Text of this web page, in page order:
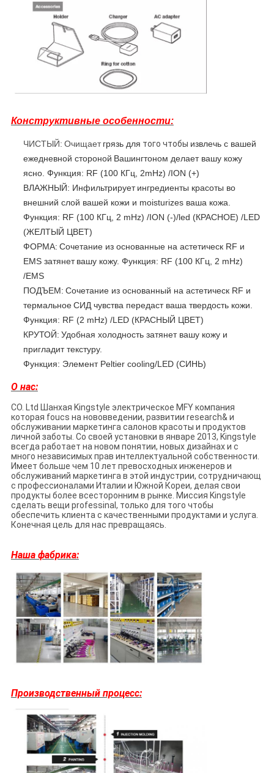
Конструктивные особенности:
ЧИСТЫЙ: Очищает грязь для того чтобы извлечь с вашей
ежедневной стороной Вашингтоном делает вашу кожу
ясно. Функция: RF (100 КГц, 2mHz) /ION (+)
ВЛАЖНЫЙ: Инфильтрирует ингредиенты красоты во
внешний слой вашей кожи и moisturizes ваша кожа.
Функция: RF (100 КГц, 2 mHz) /ION (-)/led (КРАСНОЕ) /LED
(ЖЕЛТЫЙ ЦВЕТ)
ФОРМА: Сочетание из основанные на астетическ RF и
EMS затянет вашу кожу. Функция: RF (100 КГц, 2 mHz)
/EMS
ПОДЪЕМ: Сочетание из основанный на астетическ RF и
термальноеСИД чувства передаст ваша твердость кожи.
Функция: RF (2 mHz) /LED (КРАСНЫЙ ЦВЕТ)
КРУТОЙ: Удобная холодность затянет вашу кожу и
пригладит текстуру.
Функция: Элемент Peltier cooling/LED (СИНЬ)
О нас:
CO. Ltd Шанхая Kingstyle электрическое MFY компания
которая foucs на нововведении, развитии research& и
обслуживании маркетинга салонов красоты и продуктов
личной заботы. Со своей установки в январе 2013, Kingstyle
всегда работает на новом понятии, новых дизайнах и с
много независимых прав интеллектуальной собственности.
Имеет больше чем 10 лет превосходных инженеров и
обслуживаний маркетинга в этой индустрии, сотрудничающ
с профессионалами Италии и Южной Кореи, делая свои
продукты более всесторонним в рынке. Миссия Kingstyle
сделать вещи professinal, только для того чтобы
обеспечить клиента с качественными продуктами и услуга.
Конечная цель для нас превращаясь.
Наша фабрика:
Производственный процесс: